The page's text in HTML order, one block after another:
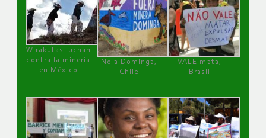
Wirakutas luchan
contra la minería
en México
No a Dominga,
Chile
VALE mata,
Brasil